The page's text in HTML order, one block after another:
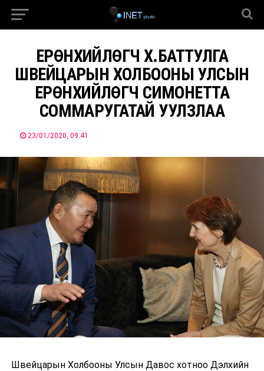
ЕРӨНХИЙЛӨГЧ Х.БАТТУЛГА
ШВЕЙЦАРЫН ХОЛБООНЫ УЛСЫН
ЕРӨНХИЙЛӨГЧ СИМОНЕТТА
СОММАРУГАТАЙ УУЛЗЛАА
23/01/2020, 09:41
Швейцарын Холбооны Улсын Давос хотноо Дэлхийн